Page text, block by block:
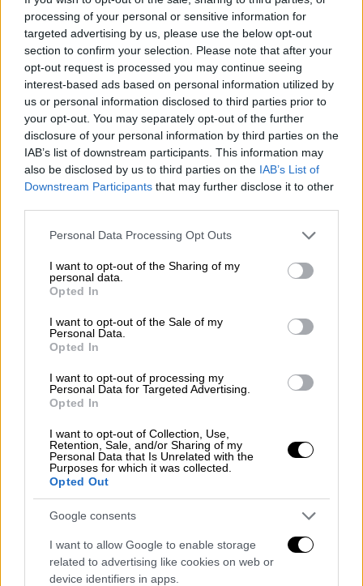
processing of your personal or sensitive information for
targeted advertising by us, please use the below opt-out
section to confirm your selection. Please note that after your
opt-out request is processed you may continue seeing
interest-based ads based on personal information utilized by
us or personal information disclosed to third parties prior to
your opt-out. You may separately opt-out of the further
disclosure of your personal information by third parties on the
IAB’s list of downstream participants. This information may
also be disclosed by us to third parties on the IAB’s List of
Downstream Participants that may further disclose it to other
Please note that this website/app uses one or more Google
not limited to your visit or usage behaviour. You may click to
grant or deny consent to Google and its third-party tags to
use your data for below specified purposes in below Google
consent section.
Personal Data Processing Opt Outs
I want to opt-out of the Sharing of my
personal data.
Opted In
I want to opt-out of the Sale of my
Personal Data.
Opted In
I want to opt-out of processing my
Personal Data for Targeted Advertising.
Opted In
I want to opt-out of Collection, Use,
Retention, Sale, and/or Sharing of my
Personal Data that Is Unrelated with the
Purposes for which it was collected.
Opted Out
Google consents
I want to allow Google to enable storage
related to advertising like cookies on web or
device identifiers in apps.
ΔΙΑΒΑΣΤΕ ΕΠΙΣΗΣ
Viral|27.08.2025 10:32
Τουρκάλα τραγουδίστρια ερμηνεύει
σε άπταιστα ελληνικά το «Όλα σε
θυμίζουν» και συγκινεί!
Viral|28.08.2025 09:20
«Πλημμύρα» από φανουρόπιτες έξω
από ναούς - Viral το βίντεο από
εκκλησία του Κιλκίς
Σύμφωνα με τοβίντεοπου μεταδόθηκε
ζωντανά: «Σας ζητώ να με αφήσετε να
«Μην με αγγίζεις», απαντά οΦερνάντες
Νορόνια. Καθώς ο
απομακρυνθεί, οΜορένοφαίνεται να τον
αρπάζει ξανά, στοχεύοντας στο λαιμό του.
Όταν ένας βοηθός του Νορόνια μπήκε
ανάμεσά τους, ο Μορένο τον έριξε στο
πάτωμα.
Το βίντεο που ήρθε στο φως της
δημοσιότητας